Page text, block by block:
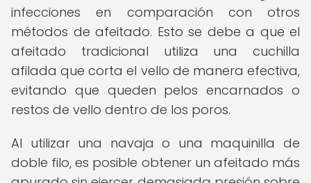
infecciones en comparación con otros
métodos de afeitado. Esto se debe a que el
afeitado tradicional utiliza una cuchilla
afilada que corta el vello de manera efectiva,
evitando que queden pelos encarnados o
restos de vello dentro de los poros.
Al utilizar una navaja o una maquinilla de
doble filo, es posible obtener un afeitado más